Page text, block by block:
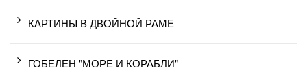
КАРТИНЫ В ДВОЙНОЙ РАМЕ
ГОБЕЛЕН "МОРЕ И КОРАБЛИ"